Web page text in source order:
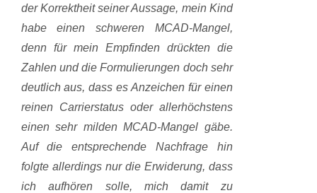
der Korrektheit seiner Aussage, mein Kind
habe einen schweren MCAD-Mangel,
denn für mein Empfinden drückten die
Zahlen und die Formulierungen doch sehr
deutlich aus, dass es Anzeichen für einen
reinen Carrierstatus oder allerhöchstens
einen sehr milden MCAD-Mangel gäbe.
Auf die entsprechende Nachfrage hin
folgte allerdings nur die Erwiderung, dass
ich aufhören solle, mich damit zu